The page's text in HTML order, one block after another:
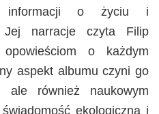
informacji o życiu i
Jej narracje czyta Filip
o każdym
aspekt albumu czyni go
ale również naukowym
ekologiczną i